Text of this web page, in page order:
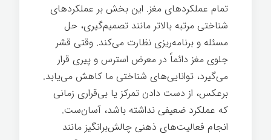
تمام عملکردهای مغز. این بخش بر عملکردهای
شناختی مرتبه بالاتر مانند تصمیم‌گیری، حل
مسئله و برنامه‌ریزی نظارت می‌کند. وقتی قشر
جلوی مغز دائماً در معرض استرس و پیری قرار
می‌گیرد، توانایی‌های شناختی ما کاهش می‌یابد.
برعکس، از دست دادن تمرکز یا بی‌قراری زمانی
که عملکرد ضعیفی نداشته باشد، آسان‌ست.
انجام فعالیت‌های ذهنی چالش‌برانگیز مانند